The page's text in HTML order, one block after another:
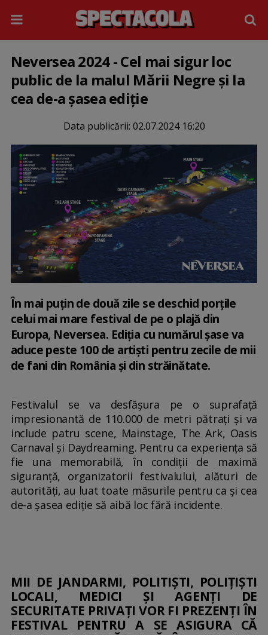
Neversea 2024 - Cel mai sigur loc
public de la malul Mării Negre și la
cea de-a șasea ediție
Data publicării: 02.07.2024 16:20
În mai puțin de două zile se deschid porțile
celui mai mare festival de pe o plajă din
Europa, Neversea. Ediția cu numărul șase va
aduce peste 100 de artiști pentru zecile de mii
de fani din România și din străinătate.
Festivalul se va desfășura pe o suprafață
impresionantă de 110.000 de metri pătrați și va
include patru scene, Mainstage, The Ark, Oasis
Carnaval și Daydreaming. Pentru ca experiența să
fie una memorabilă, în condiții de maximă
siguranță, organizatorii festivalului, alături de
autorități, au luat toate măsurile pentru ca și cea
de-a șasea ediție să aibă loc fără incidente.
MII DE JANDARMI, POLITIȘTI, POLIȚIȘTI
LOCALI, MEDICI ȘI AGENȚI DE
SECURITATE PRIVAȚI VOR FI PREZENȚI ÎN
FESTIVAL PENTRU A SE ASIGURA CĂ